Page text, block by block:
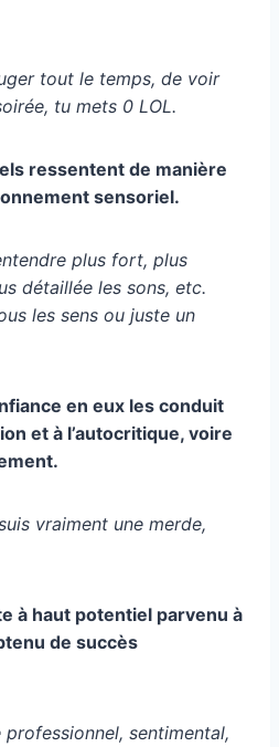
tout le temps, de voir
tu mets 0 LOL.
ressentent de manière
sensoriel.
plus fort, plus
détaillée les sons, etc.
les sens ou juste un
en eux les conduit
et à l’autocritique, voire
vraiment une merde,
à haut potentiel parvenu à
de succès
sentimental,